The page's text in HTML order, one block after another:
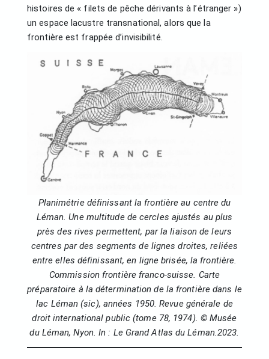
histoires de « filets de pêche dérivants à l’étranger »)
un espace lacustre transnational, alors que la
frontière est frappée d’invisibilité.
Planimétrie définissant la frontière au centre du
Léman. Une multitude de cercles ajustés au plus
près des rives permettent, par la liaison de leurs
centres par des segments de lignes droites, reliées
entre elles définissant, en ligne brisée, la frontière.
Commission frontière franco-suisse. Carte
préparatoire à la détermination de la frontière dans le
lac Léman (sic), années 1950. Revue générale de
droit international public (tome 78, 1974). © Musée
du Léman, Nyon. In : Le Grand Atlas du Léman.2023.